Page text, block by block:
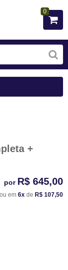
0
+
por R$ 645,00
ou em 6x de R$ 107,50